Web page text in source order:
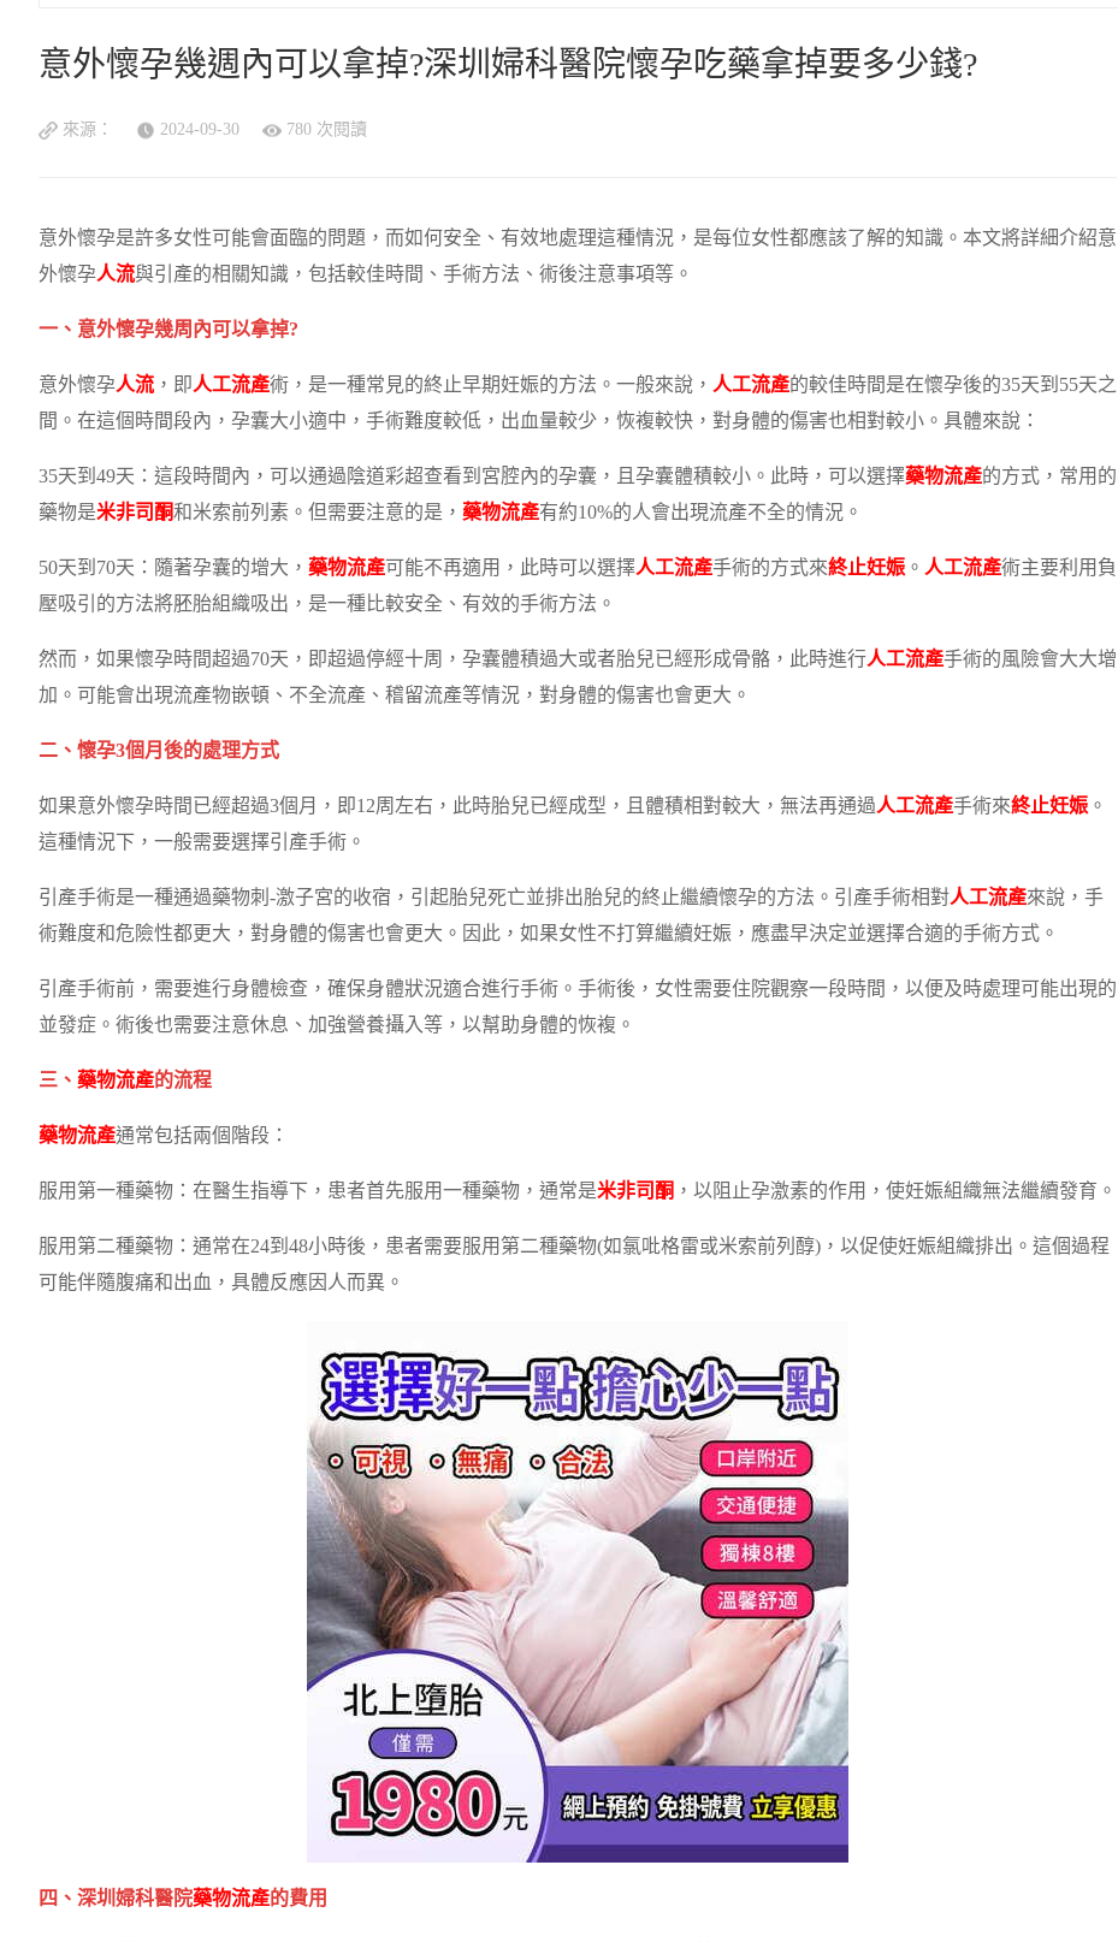
意外懷孕幾週內可以拿掉?深圳婦科醫院懷孕吃藥拿掉要多少錢?
來源： 2024-09-30 780 次閱讀
意外懷孕是許多女性可能會面臨的問題，而如何安全、有效地處理這種情況，是每位女性都應該了解的知識。本文將詳細介紹意
外懷孕人流與引產的相關知識，包括較佳時間、手術方法、術後注意事項等。
一、意外懷孕幾周內可以拿掉?
意外懷孕人流 ，即人工流產術，是一種常見的終止早期妊娠的方法。一般來說， 人工流產的較佳時間是在懷孕後的35天到55天之
間。在這個時間段內，孕囊大小適中，手術難度較低，出血量較少，恢複較快，對身體的傷害也相對較小。具體來說：
35天到49天：這段時間內，可以通過陰道彩超查看到宮腔內的孕囊，且孕囊體積較小。此時，可以選擇藥物流產的方式，常用的
藥物是米非司酮和米索前列素。但需要注意的是， 藥物流產有約10%的人會出現流產不全的情況。
50天到70天：隨著孕囊的增大， 藥物流產可能不再適用，此時可以選擇人工流產手術的方式來終止妊娠 。 人工流產術主要利用負
壓吸引的方法將胚胎組織吸出，是一種比較安全、有效的手術方法。
然而，如果懷孕時間超過70天，即超過停經十周，孕囊體積過大或者胎兒已經形成骨骼，此時進行人工流產手術的風險會大大增
加。可能會出現流產物嵌頓、不全流產、稽留流產等情況，對身體的傷害也會更大。
二、懷孕3個月後的處理方式
如果意外懷孕時間已經超過3個月，即12周左右，此時胎兒已經成型，且體積相對較大，無法再通過人工流產手術來終止妊娠 。
這種情況下，一般需要選擇引產手術。
引產手術是一種通過藥物刺-激子宮的收宿，引起胎兒死亡並排出胎兒的終止繼續懷孕的方法。引產手術相對人工流產來說，手
術難度和危險性都更大，對身體的傷害也會更大。因此，如果女性不打算繼續妊娠，應盡早決定並選擇合適的手術方式。
引產手術前，需要進行身體檢查，確保身體狀況適合進行手術。手術後，女性需要住院觀察一段時間，以便及時處理可能出現的
並發症。術後也需要注意休息、加強營養攝入等，以幫助身體的恢複。
三、 藥物流產的流程
藥物流產通常包括兩個階段：
服用第一種藥物：在醫生指導下，患者首先服用一種藥物，通常是米非司酮 ，以阻止孕激素的作用，使妊娠組織無法繼續發育。
服用第二種藥物：通常在24到48小時後，患者需要服用第二種藥物(如氯吡格雷或米索前列醇)，以促使妊娠組織排出。這個過程
可能伴隨腹痛和出血，具體反應因人而異。
四、深圳婦科醫院藥物流產的費用